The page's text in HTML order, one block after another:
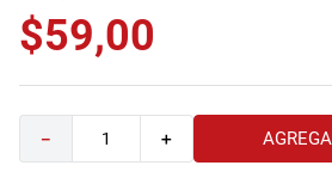
$59,00
＋
－
10
camas